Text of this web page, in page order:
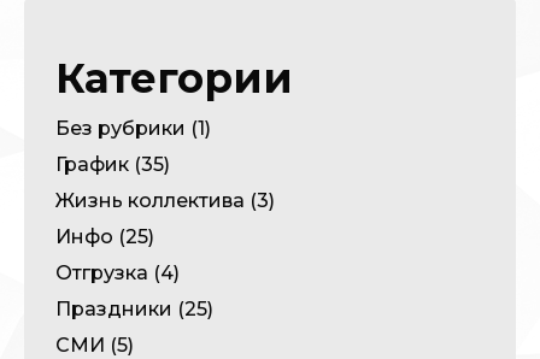
Категории
Без рубрики (1)
График (35)
Жизнь коллектива (3)
Инфо (25)
Отгрузка (4)
Праздники (25)
СМИ (5)